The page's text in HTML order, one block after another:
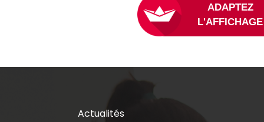
Actualités